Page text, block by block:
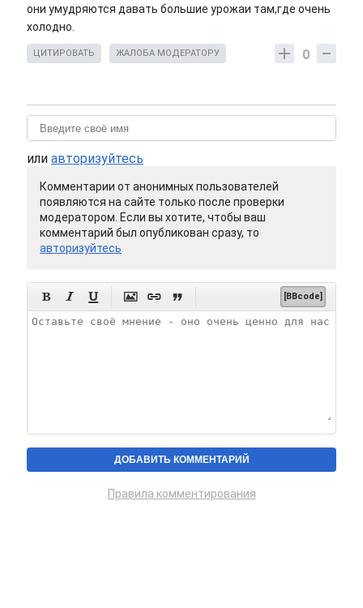
они умудряются давать большие урожаи там,где очень
холодно.
0
ЦИТИРОВАТЬ ЖАЛОБА МОДЕРАТОРУ
или авторизуйтесь
Комментарии от анонимных пользователей
появляются на сайте только после проверки
модератором. Если вы хотите, чтобы ваш
комментарий был опубликован сразу, то
авторизуйтесь
      [BBcode]
Правила комментирования